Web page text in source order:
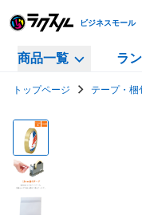
ビジネスモール
商品一覧 ラ
トップページ テープ・梱